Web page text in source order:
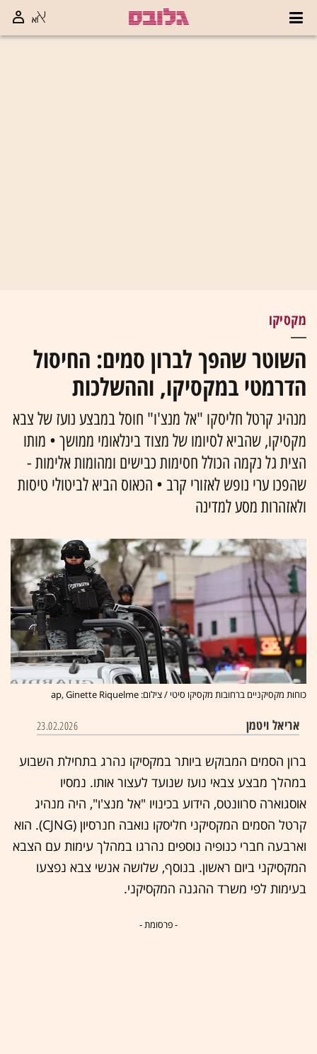
מקסיקו
השוטר שהפך לברון סמים: החיסול
הדרמטי במקסיקו, וההשלכות
מנהיג קרטל חליסקו "אל מנצ'ו" חוסל במבצע נועז של צבא
מקסיקו, שהביא לסיומו של מצוד בינלאומי ממושך • מותו
הצית גל נקמה הכולל חסימות כבישים ומהומות אלימות -
שהפכו ערי נופש לאזורי קרב • הכאוס הביא לביטולי טיסות
ולאזהרות מסע למדינה
כוחות מקסיקניים ברחובות מקסיקו סיטי / צילום: ap, Ginette Riquelme
אריאל ויטמן 23.02.2026
ברון הסמים המבוקש ביותר במקסיקו נהרג בתחילת השבוע
במהלך מבצע צבאי נועז שנועד לעצור אותו. נמסיו
אוסגוארה סרוונטס, הידוע בכינויו "אל מנצ'ו", היה מנהיג
קרטל הסמים המקסיקני חליסקו נואבה חנרסיון (CJNG). הוא
וארבעה חברי כנופיה נוספים נהרגו במהלך עימות עם הצבא
המקסיקני ביום ראשון. בנוסף, שלושה אנשי צבא נפצעו
בעימות לפי משרד ההגנה המקסיקני.
- פרסומת -